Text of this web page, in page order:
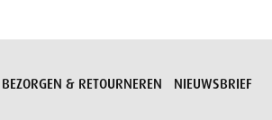
BEZORGEN & RETOURNEREN NIEUWSBRIEF